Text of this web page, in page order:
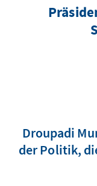
Droupadi
der Politik,